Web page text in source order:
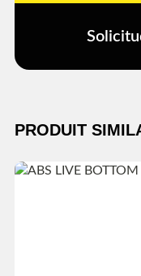
PRODUIT